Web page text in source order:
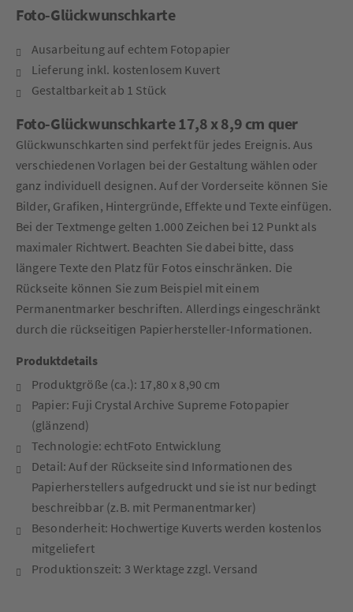
Foto-Glückwunschkarte
Ausarbeitung auf echtem Fotopapier
Lieferung inkl. kostenlosem Kuvert
Gestaltbarkeit ab 1 Stück
Foto-Glückwunschkarte 17,8 x 8,9 cm quer
Glückwunschkarten sind perfekt für jedes Ereignis. Aus
verschiedenen Vorlagen bei der Gestaltung wählen oder
ganz individuell designen. Auf der Vorderseite können Sie
Bilder, Grafiken, Hintergründe, Effekte und Texte einfügen.
Bei der Textmenge gelten 1.000 Zeichen bei 12 Punkt als
maximaler Richtwert. Beachten Sie dabei bitte, dass
längere Texte den Platz für Fotos einschränken. Die
Rückseite können Sie zum Beispiel mit einem
Permanentmarker beschriften. Allerdings eingeschränkt
durch die rückseitigen Papierhersteller-Informationen.
Produktdetails
Produktgröße (ca.): 17,80 x 8,90 cm
Papier: Fuji Crystal Archive Supreme Fotopapier
(glänzend)
Technologie: echtFoto Entwicklung
Detail: Auf der Rückseite sind Informationen des
Papierherstellers aufgedruckt und sie ist nur bedingt
beschreibbar (z.B. mit Permanentmarker)
Besonderheit: Hochwertige Kuverts werden kostenlos
mitgeliefert
Produktionszeit: 3 Werktage zzgl. Versand